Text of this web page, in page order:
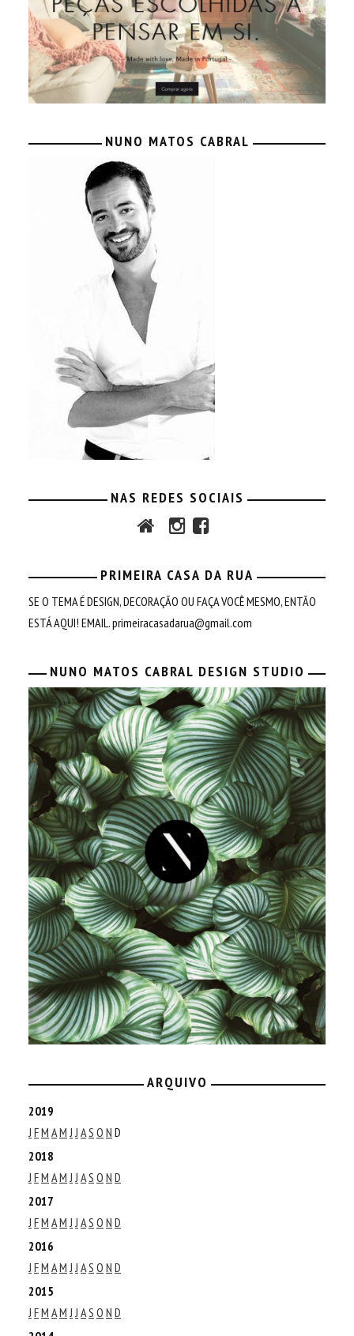
NUNO MATOS CABRAL
NAS REDES SOCIAIS
PRIMEIRA CASA DA RUA
SE O TEMA É DESIGN, DECORAÇÃO OU FAÇA VOCÊ MESMO, ENTÃO
ESTÁ AQUI! EMAIL.primeiracasadarua@gmail.com
NUNO MATOS CABRAL DESIGN STUDIO
ARQUIVO
2019
J FM AM J J AS O N D
2018
J FM AM J J AS O N D
2017
J FM AM J J AS O N D
2016
J FM AM J J AS O N D
2015
J FM AM J J AS O N D